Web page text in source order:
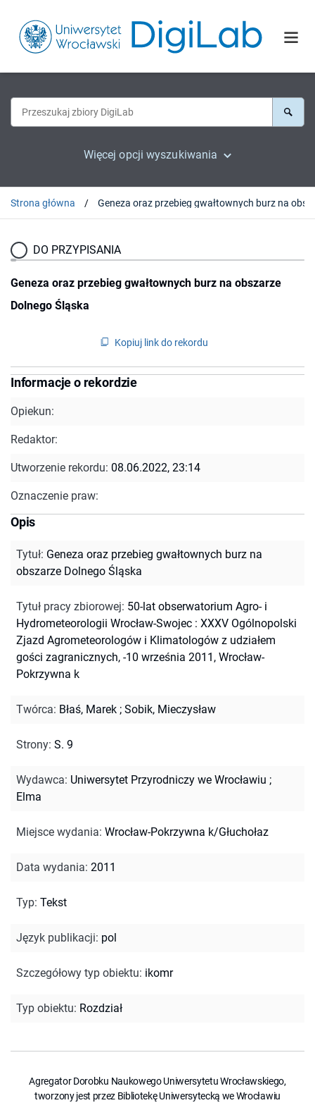
Więcej opcji wyszukiwania
Strona główna
DO PRZYPISANIA
Geneza oraz przebieg gwałtownych burz na obszarze
Dolnego Śląska
Kopiuj link do rekordu
Informacje o rekordzie
Opiekun:
Redaktor:
Utworzenie rekordu: 08.06.2022, 23:14
Oznaczenie praw:
Opis
Tytuł: Geneza oraz przebieg gwałtownych burz na
obszarze Dolnego Śląska
Tytuł pracy zbiorowej: 50-lat obserwatorium Agro- i
Hydrometeorologii Wrocław-Swojec : XXXV Ogólnopolski
Zjazd Agrometeorologów i Klimatologów z udziałem
gości zagranicznych, -10 września 2011, Wrocław-
Pokrzywna k
Twórca: Błaś, Marek ; Sobik, Mieczysław
Strony: S. 9
Wydawca: Uniwersytet Przyrodniczy we Wrocławiu ;
Elma
Miejsce wydania: Wrocław-Pokrzywna k/Głuchołaz
Data wydania: 2011
Typ: Tekst
Język publikacji: pol
Szczegółowy typ obiektu: ikomr
Typ obiektu: Rozdział
Agregator Dorobku Naukowego Uniwersytetu Wrocławskiego,
tworzony jest przez Bibliotekę Uniwersytecką we Wrocławiu